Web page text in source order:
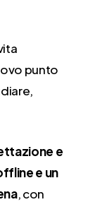
punto
e
e un
, con